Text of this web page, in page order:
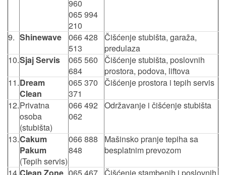
960
065 994
210
9. Shinewave
066 428
513
Čišćenje stubišta, garaža,
predulaza
10.Sjaj Servis
065 560
684
Čišćenje stubišta, poslovnih
prostora, podova, liftova
11.Dream
Clean
065 370
371
Čišćenje prostora i tepih servis
12.Privatna
osoba
(stubišta)
066 492
062
Održavanje i čišćenje stubišta
13.Cakum
Pakum
(Tepih servis)
066 888
848
Mašinsko pranje tepiha sa
besplatnim prevozom